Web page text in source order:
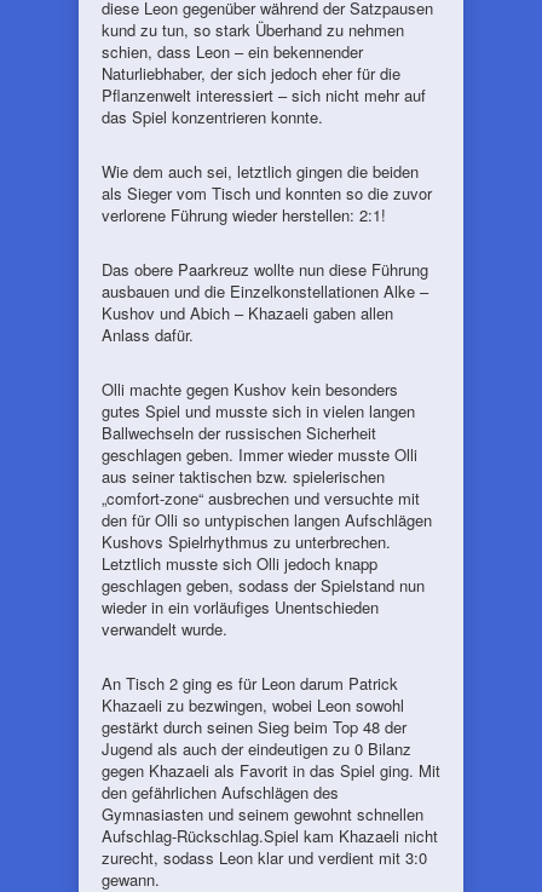
diese Leon gegenüber während der Satzpausen
kund zu tun, so stark Überhand zu nehmen
schien, dass Leon – ein bekennender
Naturliebhaber, der sich jedoch eher für die
Pflanzenwelt interessiert – sich nicht mehr auf
das Spiel konzentrieren konnte.
Wie dem auch sei, letztlich gingen die beiden
als Sieger vom Tisch und konnten so die zuvor
verlorene Führung wieder herstellen: 2:1!
Das obere Paarkreuz wollte nun diese Führung
ausbauen und die Einzelkonstellationen Alke –
Kushov und Abich – Khazaeli gaben allen
Anlass dafür.
Olli machte gegen Kushov kein besonders
gutes Spiel und musste sich in vielen langen
Ballwechseln der russischen Sicherheit
geschlagen geben. Immer wieder musste Olli
aus seiner taktischen bzw. spielerischen
„comfort-zone“ ausbrechen und versuchte mit
den für Olli so untypischen langen Aufschlägen
Kushovs Spielrhythmus zu unterbrechen.
Letztlich musste sich Olli jedoch knapp
geschlagen geben, sodass der Spielstand nun
wieder in ein vorläufiges Unentschieden
verwandelt wurde.
An Tisch 2 ging es für Leon darum Patrick
Khazaeli zu bezwingen, wobei Leon sowohl
gestärkt durch seinen Sieg beim Top 48 der
Jugend als auch der eindeutigen zu 0 Bilanz
gegen Khazaeli als Favorit in das Spiel ging. Mit
den gefährlichen Aufschlägen des
Gymnasiasten und seinem gewohnt schnellen
Aufschlag-Rückschlag.Spiel kam Khazaeli nicht
zurecht, sodass Leon klar und verdient mit 3:0
gewann.